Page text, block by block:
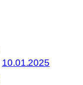
10.01.2025